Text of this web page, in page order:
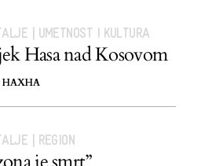
UMETNOST I KULTURA
Hasa nad Kosovom
HAXHA
REGION